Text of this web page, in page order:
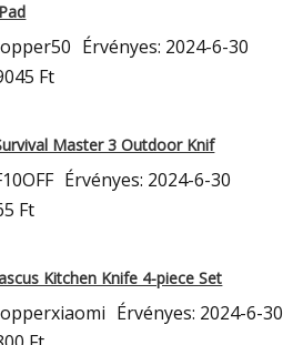
Érvényes: 2024-6-30
Ft
Master 3 Outdoor Knif
Érvényes: 2024-6-30
Ft
Kitchen Knife 4-piece Set
Érvényes: 2024-6-30